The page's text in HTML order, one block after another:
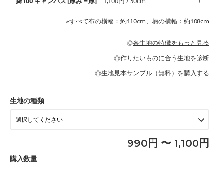
・布団カバーなどの寝具、カーテン
・ブラウス、チュニック、ワンピースなどの洋服
・パジャマなどの寝具
・ブラウス、シャツ、チュニックなどのトップス
りもふんわりとした柔らかい質感と適度な落ち感を感じられるの
綾織りの生地です。しっかりとした張りと厚みがありながらも柔
らかいのが特徴です。生地の厚みは中厚手です。1枚でも透け感
・レッスンバッグ、上履き袋などの通園通学グッズ
・カーテン、エプロン、テーブルクロスなどの暮らしのアイテム
・パンツ、タックスカートなどのボトムス
もっと詳しく見る
当店のキャンバス生地は、11号帆布相当の厚みです。 丈夫で高い
耐久性があります。トートバッグ・ポーチ・ペンケースなどの布
小物、インテリア用品に向いています。
・工作用エプロン
もっと詳しく見る
※すべて布の横幅：約110cm、柄の横幅：約108cm
◎各生地の特徴をもっと見る
◎作りたいものに合う生地を診断
◎生地見本サンプル（無料）を購入する
生地の種類
990円 〜 1,100円
購入数量